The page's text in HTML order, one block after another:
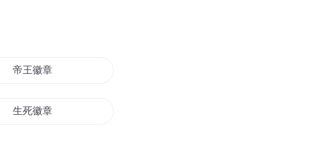
帝王徽章
生死徽章